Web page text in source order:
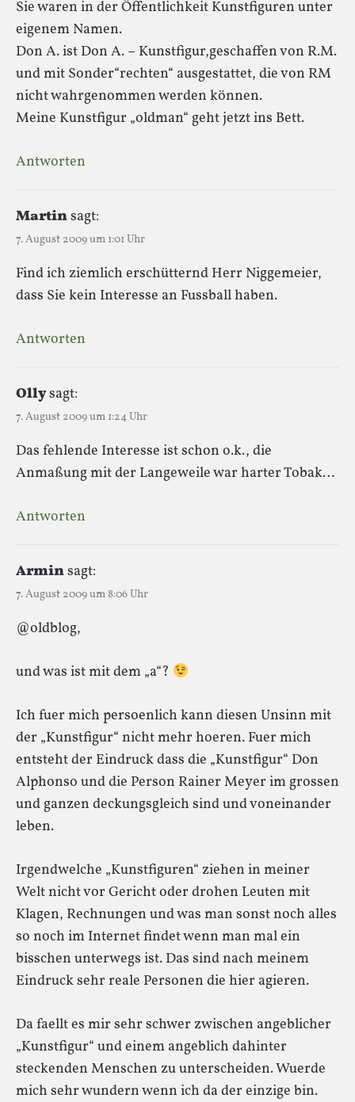
Sie waren in der Öffentlichkeit Kunstfiguren unter
eigenem Namen.
Don A. ist Don A. – Kunstfigur,geschaffen von R.M.
und mit Sonder“rechten“ ausgestattet, die von RM
nicht wahrgenommen werden können.
Meine Kunstfigur „oldman“ geht jetzt ins Bett.
Antworten
Martinsagt:
7. August 2009 um 1:01 Uhr
Find ich ziemlich erschütternd Herr Niggemeier,
dass Sie kein Interesse an Fussball haben.
Antworten
Ollysagt:
7. August 2009 um 1:24 Uhr
Das fehlende Interesse ist schon o.k., die
Anmaßung mit der Langeweile war harter Tobak…
Antworten
Arminsagt:
7. August 2009 um 8:06 Uhr
@oldblog,
und was ist mit dem „a“?
Ich fuer mich persoenlich kann diesen Unsinn mit
der „Kunstfigur“ nicht mehr hoeren. Fuer mich
entsteht der Eindruck dass die „Kunstfigur“ Don
Alphonso und die Person Rainer Meyer im grossen
und ganzen deckungsgleich sind und voneinander
leben.
Irgendwelche „Kunstfiguren“ ziehen in meiner
Welt nicht vor Gericht oder drohen Leuten mit
Klagen, Rechnungen und was man sonst noch alles
so noch im Internet findet wenn man mal ein
bisschen unterwegs ist. Das sind nach meinem
Eindruck sehr reale Personen die hier agieren.
Da faellt es mir sehr schwer zwischen angeblicher
„Kunstfigur“ und einem angeblich dahinter
steckenden Menschen zu unterscheiden. Wuerde
mich sehr wundern wenn ich da der einzige bin.